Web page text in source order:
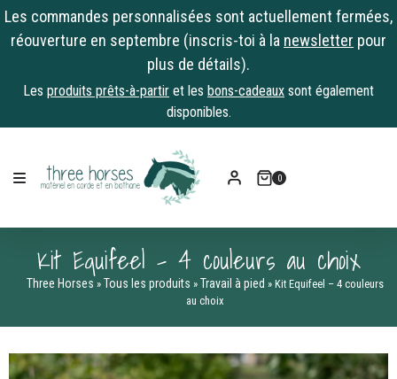
Les commandes personnalisées sont actuellement fermées,
réouverture en septembre (inscris-toi à la newsletter pour
plus de détails).
Les produits prêts-à-partir et les bons-cadeaux sont également
disponibles.
content
0
Kit Equifeel – 4 couleurs au choix
Three Horses » Tous les produits » Travail à pied » Kit Equifeel – 4 couleurs
au choix